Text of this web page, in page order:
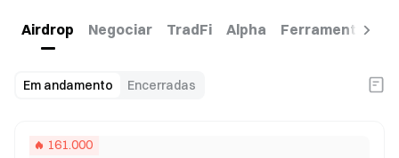
Airdrop Negociar TradFi Alpha Ferramentas de
Em andamento Encerradas
161.000